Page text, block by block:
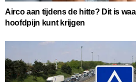
Airco aan tijdens de hitte? Dit is
hoofdpijn kunt krijgen